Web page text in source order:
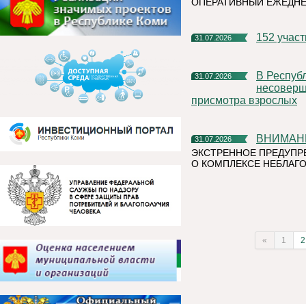
31.07.2026 152
31.07.2026
В Республике Коми участились случаи нахождения и купания
присмотра взрослых
31.07.2026
ЭКСТРЕННОЕ
О КОМПЛЕКСЕ
« 1 2